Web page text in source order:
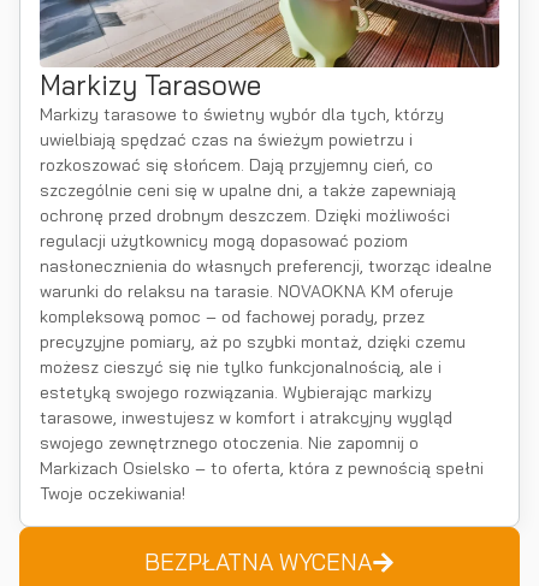
Markizy Tarasowe
Markizy tarasowe to świetny wybór dla tych, którzy
uwielbiają spędzać czas na świeżym powietrzu i
rozkoszować się słońcem. Dają przyjemny cień, co
szczególnie ceni się w upalne dni, a także zapewniają
ochronę przed drobnym deszczem. Dzięki możliwości
regulacji użytkownicy mogą dopasować poziom
nasłonecznienia do własnych preferencji, tworząc idealne
warunki do relaksu na tarasie. NOVAOKNA KM oferuje
kompleksową pomoc – od fachowej porady, przez
precyzyjne pomiary, aż po szybki montaż, dzięki czemu
możesz cieszyć się nie tylko funkcjonalnością, ale i
estetyką swojego rozwiązania. Wybierając markizy
tarasowe, inwestujesz w komfort i atrakcyjny wygląd
swojego zewnętrznego otoczenia. Nie zapomnij o
Markizach Osielsko – to oferta, która z pewnością spełni
Twoje oczekiwania!
BEZPŁATNA WYCENA